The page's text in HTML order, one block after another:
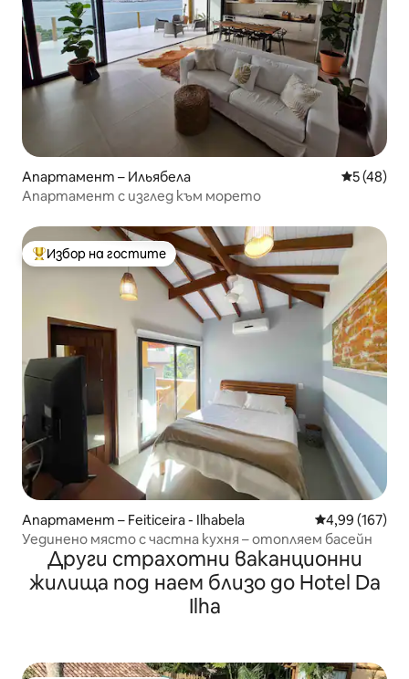
Апартамент – Ильябела Средна
5 (48)
Апартамент с изглед към морето
Най-популярен избор на гостите
Избор на гостите
Апартамент – Feiticeira - Ilhabela Средна
4,99 (167)
Уединено място с частна кухня – отопляем басейн
Други страхотни ваканционни
жилища под наем близо до Hotel Da
Ilha